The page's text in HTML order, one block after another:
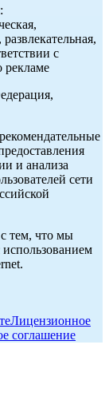
с
рекламе
и анализа
сети
тем, что мы
Лицензионное
соглашение